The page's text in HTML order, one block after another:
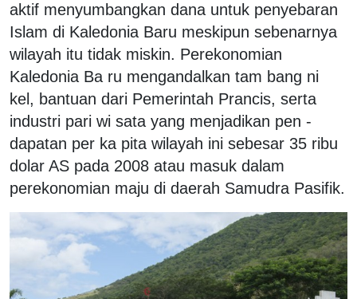
aktif menyumbangkan dana untuk penyebaran
Islam di Kaledonia Baru meskipun sebenarnya
wilayah itu tidak miskin. Perekonomian
Kaledonia Ba ru mengandalkan tam bang ni
kel, bantuan dari Pemerintah Prancis, serta
industri pari wi sata yang menjadikan pen ­
dapatan per ka pita wilayah ini sebesar 35 ribu
dolar AS pada 2008 atau masuk dalam
perekonomian maju di daerah Samudra Pasifik.